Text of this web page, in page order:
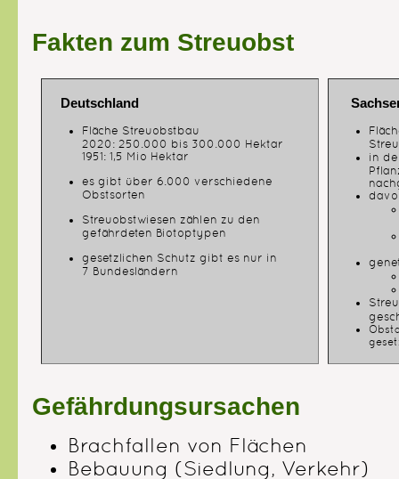
Fakten zum Streuobst
Deutschland
Fläche Streuobstbau
2020: 250.000 bis 300.000 Hektar
1951: 1,5 Mio Hektar
es gibt über 6.000 verschiedene
Obstsorten
Streuobstwiesen zählen zu den
gefährdeten Biotoptypen
gesetzlichen Schutz gibt es nur in
7 Bundesländern
in
Gefährdungsursachen
Brachfallen von Flächen
Bebauung (Siedlung, Verkehr)